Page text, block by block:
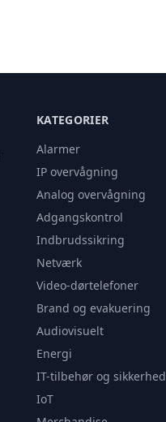
KATEGORIER
Alarmer
IP overvågning
Analog overvågning
Adgangskontrol
Indbrudssikring
Netværk
Video-dørtelefoner
Brand og evakuering
Audiovisuelt
Energi
IT-tilbehør og sikkerhed
IoT